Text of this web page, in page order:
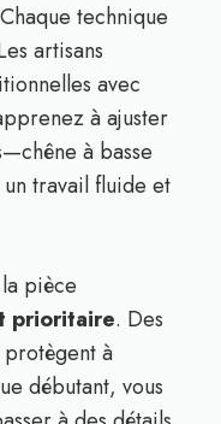
technique
artisans
avec
à ajuster
à basse
travail fluide et
pièce
prioritaire. Des
protègent à
débutant, vous